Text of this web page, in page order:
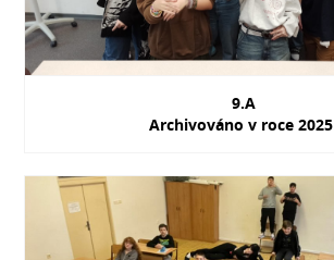
9.A
Archivováno v roce 2025